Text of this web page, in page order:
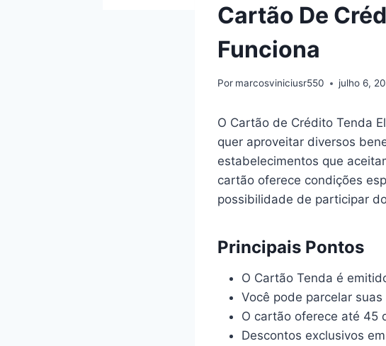
Cartão De
Funciona
Por marcosviniciusr550 julho 6,
O Cartão de Crédito Tenda
quer aproveitar diversos
estabelecimentos que
cartão oferece condições
possibilidade de participar
Principais Pontos
O Cartão Tenda é
Você pode parcelar
O cartão oferece até 45
Descontos exclusivos